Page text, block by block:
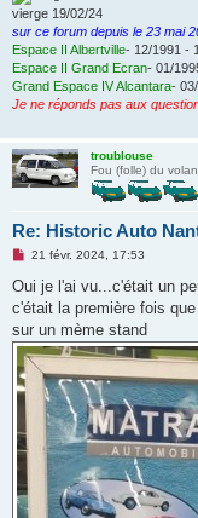
o
n
l
u
vierge 19/02/24
sur ce forum depuis le 23 mai
Espace II Albertville- 12/1991 -
Espace II Grand Ecran- 01/
Grand Espace IV Alcantara-
Je ne réponds pas aux
troublouse
Fou (folle) du
Re: Historic Auto
M
s
a
g
e
n
21 févr. 2024, 17:53
Oui je l'ai vu...c'était un
c'était la première fois
sur un mème stand